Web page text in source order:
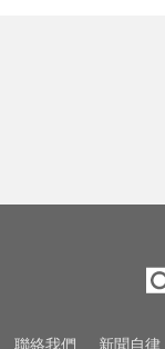
張大
比竹
最大
喝牛
聯絡我們 新聞自律